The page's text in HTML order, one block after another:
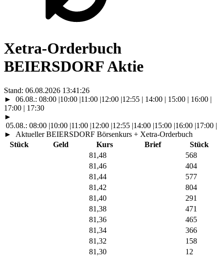
Xetra-Orderbuch
BEIERSDORF Aktie
Stand: 06.08.2026 13:41:29
►
06.08.: 08:00 |10:00 |11:00 |12:00 |12:55 | 14:00 | 15:00 | 16:00 |
17:00 | 17:30
►
05.08.: 08:00 |10:00 |11:00 |12:00 |12:55 |14:00 |15:00 |16:00 |17:00 |
►
Aktueller BEIERSDORF Börsenkurs + Xetra-Orderbuch
Stück
Geld Kurs Brief
Stück
81,48
568
81,46
404
81,44
577
81,42
804
81,40
291
81,38
471
81,36
465
81,34
366
81,32
158
81,30
12